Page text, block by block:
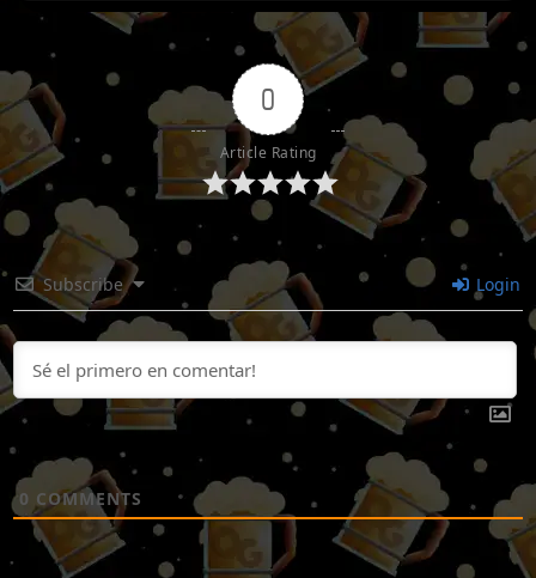
0
Article Rating
Subscribe Login
0 COMMENTS